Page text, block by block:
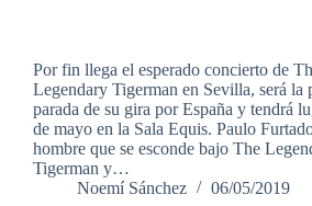
Por fin llega el esperado concierto de
Legendary Tigerman en Sevilla, será la
parada de su gira por España y tendrá
de mayo en la Sala Equis. Paulo
hombre que se esconde bajo The
Tigerman y…
Noemí Sánchez
06/05/2019